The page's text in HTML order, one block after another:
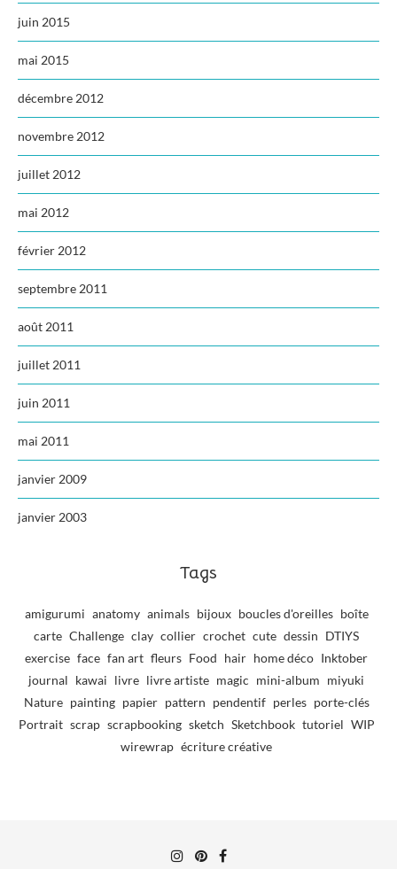
juin 2015
mai 2015
décembre 2012
novembre 2012
juillet 2012
mai 2012
février 2012
septembre 2011
août 2011
juillet 2011
juin 2011
mai 2011
janvier 2009
janvier 2003
Tags
amigurumi anatomy animals bijoux boucles d'oreilles boîte
carte Challenge clay collier crochet cute dessin DTIYS
exercise face fan art fleurs Food hair home déco Inktober
journal kawai livre livre artiste magic mini-album miyuki
Nature painting papier pattern pendentif perles porte-clés
Portrait scrap scrapbooking sketch Sketchbook tutoriel WIP
wirewrap écriture créative